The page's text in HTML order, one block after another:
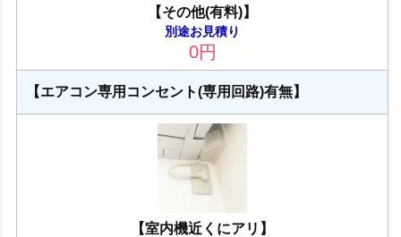
【その他(有料)】
別途お見積り
0円
【エアコン専用コンセント(専用回路)有無】
【室内機近くにアリ】